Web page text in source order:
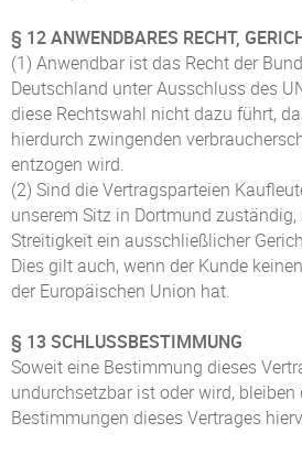
§ 12 ANWENDBARES RECHT,
(1) Anwendbar ist das Recht der
Deutschland unter Ausschluss des
diese Rechtswahl nicht dazu führt,
hierdurch zwingenden
entzogen wird.
(2) Sind die Vertragsparteien
unserem Sitz in Dortmund
Streitigkeit ein ausschließlicher
Dies gilt auch, wenn der Kunde
der Europäischen Union hat.
§ 13 SCHLUSSBESTIMMUNG
Soweit eine Bestimmung dieses
undurchsetzbar ist oder wird, bleiben
Bestimmungen dieses Vertrages